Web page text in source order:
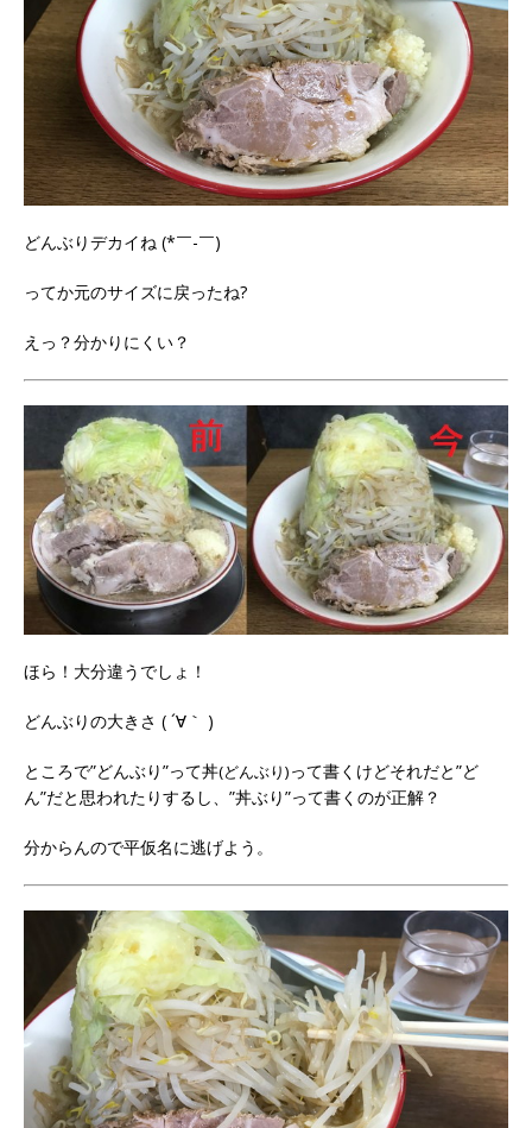
どんぶりデカイね (*￣-￣)
ってか元のサイズに戻ったね?
えっ？分かりにくい？
ほら！大分違うでしょ！
どんぶりの大きさ ( ´∀｀ )
ところで”どんぶり”って丼(どんぶり)って書くけどそれだと”ど
ん”だと思われたりするし、”丼ぶり”って書くのが正解？
分からんので平仮名に逃げよう。